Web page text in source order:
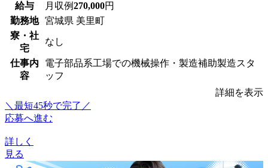
給与 月収例270,000円
勤務地 宮城県 美里町
寮・社
宅
なし
仕事内
容
電子部品系工場での機械操作・製造補助製造スタ
ッフ
詳細を表示
＼最短45秒で完了／
応募へ進む
詳しく
見る